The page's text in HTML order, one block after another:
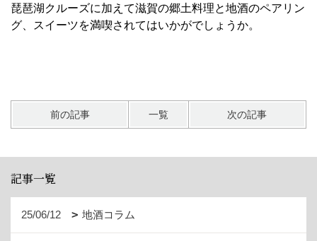
琵琶湖クルーズに加えて滋賀の郷土料理と地酒のペアリン
グ、スイーツを満喫されてはいかがでしょうか。
前の記事 一覧 次の記事
記事一覧
25/06/12 地酒コラム